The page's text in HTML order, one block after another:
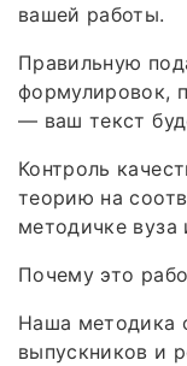
вашей работы.
Правильную
формулировок,
— ваш текст
Контроль
теорию на
методичке вуза
Почему это
Наша методика
выпускников и